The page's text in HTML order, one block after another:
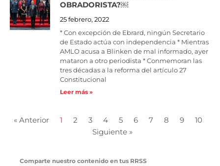
OBRADORISTA?￼
25 febrero, 2022
* Con excepción de Ebrard, ningún Secretario
de Estado actúa con independencia * Mientras
AMLO acusa a Blinken de mal informado, ayer
mataron a otro periodista * Conmemoran las
tres décadas a la reforma del artículo 27
Constitucional
Leer más »
« Anterior 1 2 3 4 5 6 7 8 9
10
Siguiente »
Comparte nuestro contenido en tus RRSS